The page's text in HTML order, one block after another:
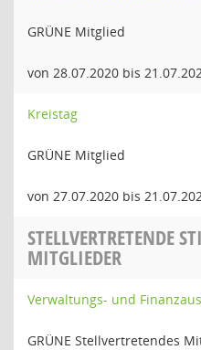
GRÜNE Mitglied
von 28.07.2020 bis
Kreistag
GRÜNE Mitglied
von 27.07.2020 bis
STELLVERTRETENDE
MITGLIEDER
Verwaltungs- und
GRÜNE Stellvertretendes